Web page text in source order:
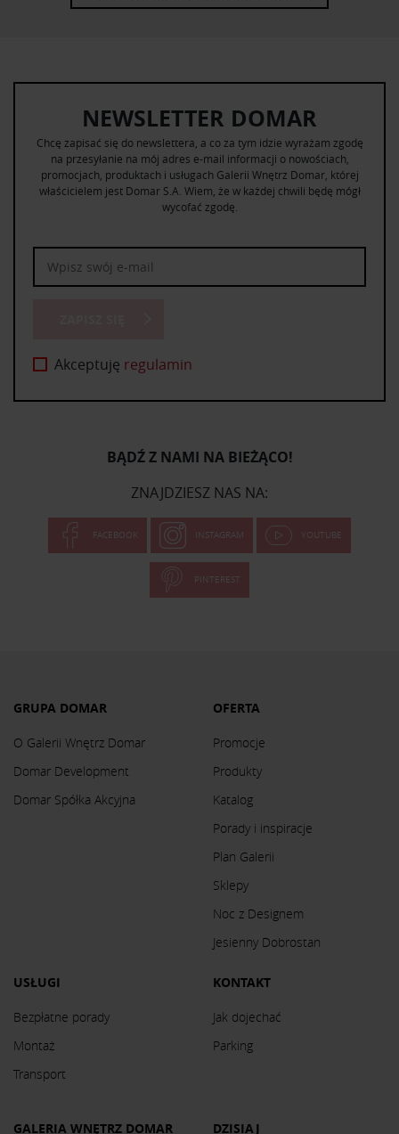
NEWSLETTER DOMAR
Chcę zapisać się do newslettera, a co za tym idzie wyrażam zgodę
na przesyłanie na mój adres e-mail informacji o nowościach,
promocjach, produktach i usługach Galerii Wnętrz Domar, której
właścicielem jest Domar S.A. Wiem, że w każdej chwili będę mógł
wycofać zgodę.
Akceptuję regulamin
BĄDŹ Z NAMI NA BIEŻĄCO!
ZNAJDZIESZ NAS NA:
FACEBOOK INSTAGRAM YOUTUBE
PINTEREST
GRUPA DOMAR
O Galerii Wnętrz Domar
Domar Development
Domar Spółka Akcyjna
OFERTA
Promocje
Produkty
Katalog
Porady i inspiracje
Plan Galerii
Sklepy
Noc z Designem
Jesienny Dobrostan
USŁUGI
Bezpłatne porady
Montaż
Transport
KONTAKT
Jak dojechać
Parking
GALERIA WNĘTRZ DOMAR DZISIAJ